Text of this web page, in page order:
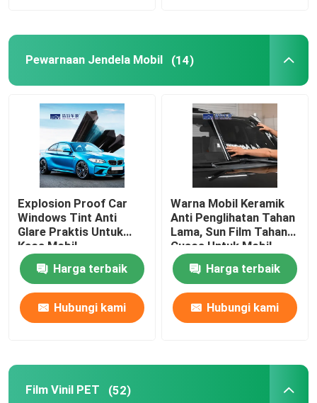
Pewarnaan Jendela Mobil (14)
Explosion Proof Car
Windows Tint Anti
Glare Praktis Untuk
Kaca Mobil
Harga terbaik
Hubungi kami
Warna Mobil Keramik
Anti Penglihatan Tahan
Lama, Sun Film Tahan
Cuaca Untuk Mobil
Harga terbaik
Hubungi kami
Film Vinil PET (52)